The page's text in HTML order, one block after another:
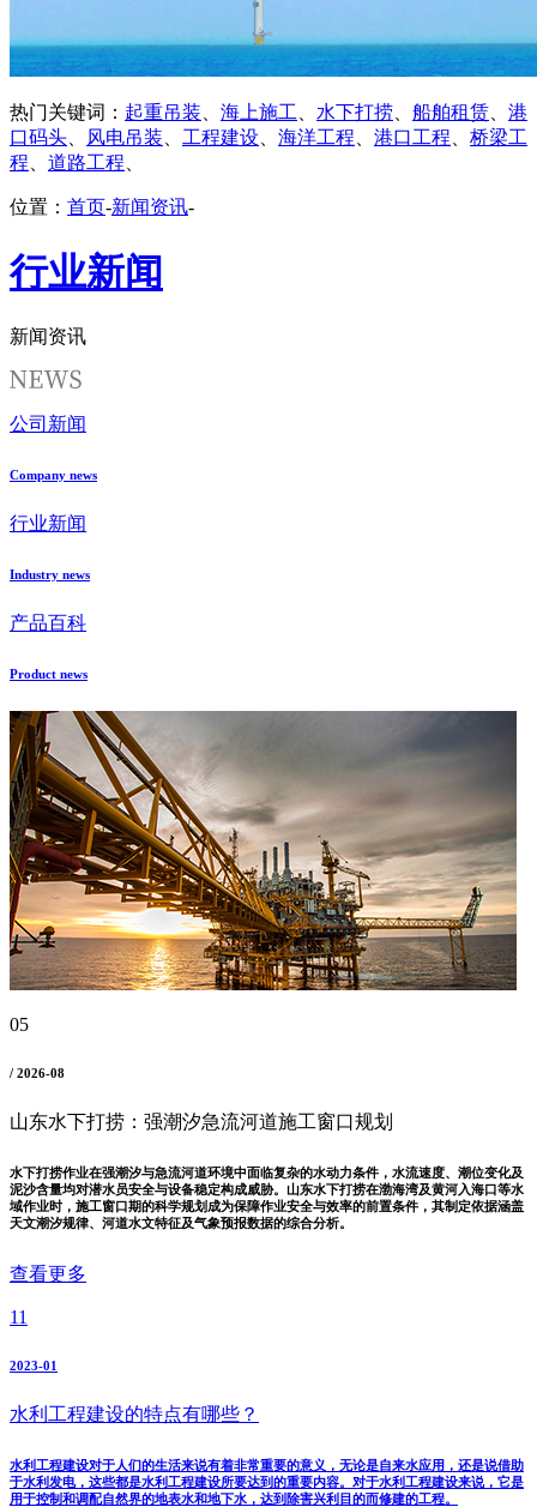
热门关键词： 起重吊装、 海上施工、 水下打捞、 船舶租赁、 港
口码头、 风电吊装、 工程建设、 海洋工程、 港口工程、 桥梁工
程、 道路工程、
位置： 首页-新闻资讯-
行业新闻
新闻资讯
公司新闻
Company news
行业新闻
Industry news
产品百科
Product news
05
/ 2026-08
山东水下打捞：强潮汐急流河道施工窗口规划
水下打捞作业在强潮汐与急流河道环境中面临复杂的水动力条件，水流速度、潮位变化及
泥沙含量均对潜水员安全与设备稳定构成威胁。山东水下打捞在渤海湾及黄河入海口等水
域作业时，施工窗口期的科学规划成为保障作业安全与效率的前置条件，其制定依据涵盖
天文潮汐规律、河道水文特征及气象预报数据的综合分析。
查看更多
11
2023-01
水利工程建设的特点有哪些？
水利工程建设对于人们的生活来说有着非常重要的意义，无论是自来水应用，还是说借助
于水利发电，这些都是水利工程建设所要达到的重要内容。对于水利工程建设来说，它是
用于控制和调配自然界的地表水和地下水，达到除害兴利目的而修建的工程。